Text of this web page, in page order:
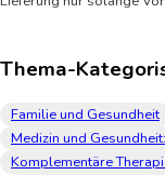
Thema-
Familie und Gesundheit
Medizin und
Komplementäre